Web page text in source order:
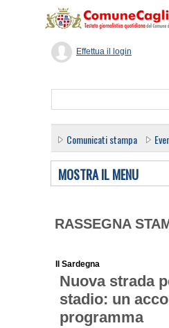
Effettua il login
Comunicati stampa
MOSTRA IL MENU
RASSEGNA
Il Sardegna
Nuova strada
stadio: un
programma